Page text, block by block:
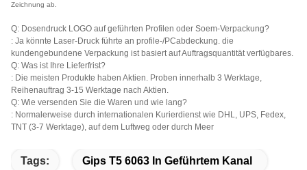
Zeichnung ab.
Q: Dosendruck LOGO auf geführten Profilen oder Soem-Verpackung?
: Ja könnte Laser-Druck führte an profile-/PCabdeckung. die
kundengebundene Verpackung ist basiert auf Auftragsquantität verfügbares.
Q: Was ist Ihre Lieferfrist?
: Die meisten Produkte haben Aktien. Proben innerhalb 3 Werktage,
Reihenauftrag 3-15 Werktage nach Aktien.
Q: Wie versenden Sie die Waren und wie lang?
: Normalerweise durch internationalen Kurierdienst wie DHL, UPS, Fedex,
TNT (3-7 Werktage), auf dem Luftweg oder durch Meer
Tags: Gips T5 6063 In Geführtem Kanal